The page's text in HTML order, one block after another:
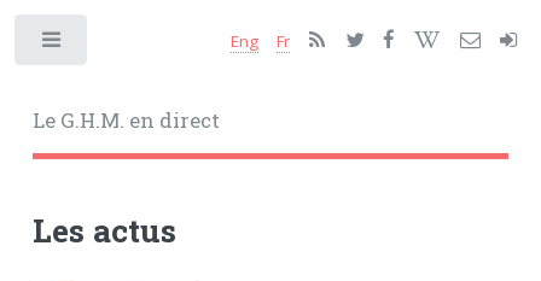
Le G.H.M. en direct
Eng Fr
Les actus